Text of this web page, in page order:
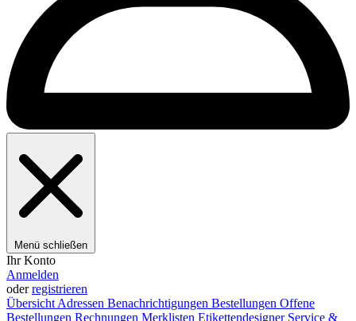
Menü schließen
Ihr Konto
Anmelden
oderregistrieren
Übersicht Adressen Benachrichtigungen Bestellungen Offene
Bestellungen Rechnungen Merklisten Etikettendesigner Service &